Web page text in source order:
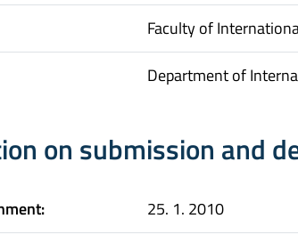
Faculty of
Department of
on submission and
25. 1. 2010